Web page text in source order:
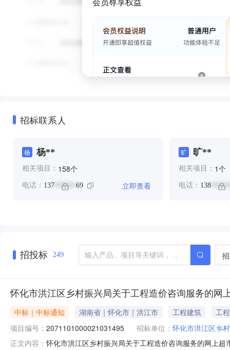
招标联系人
杨 杨**
相关项目： 158个
电话： 137 ****** 69 立即查看
旷 旷**
相关项目： 1个
电话： 138
招投标 249
怀化市洪江区乡村振兴局关于工程造价咨询服务的网
中标｜中标通知 湖南省｜怀化市｜洪江市 工程建筑
工程
项目编号： 2071101000021031495 招标单位： 怀化市洪江区乡
正文内容： 怀化市洪江区乡村振兴局关于工程造价咨询服务的网上